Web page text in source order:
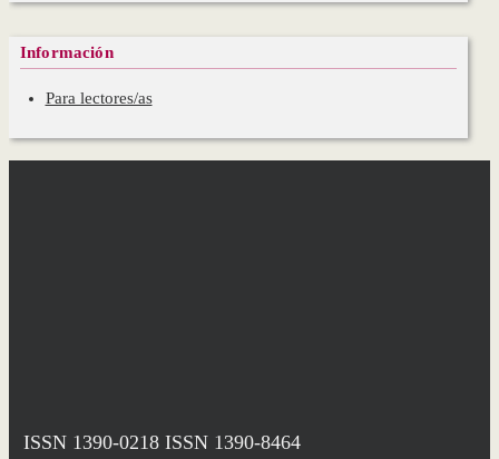
Información
Para lectores/as
ISSN 1390-0218 ISSN 1390-8464